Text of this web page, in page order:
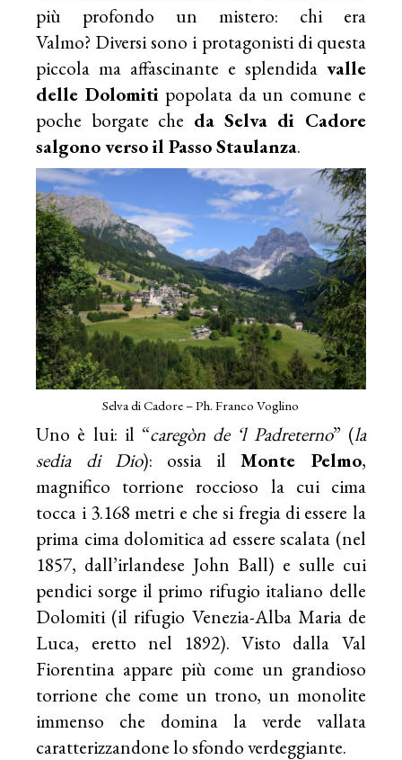
più profondo un mistero: chi era
Valmo? Diversi sono i protagonisti di questa
piccola ma affascinante e splendida valle
delle Dolomiti popolata da un comune e
poche borgate che da Selva di Cadore
salgono verso il Passo Staulanza.
Selva di Cadore – Ph. Franco Voglino
Uno è lui: il “caregòn de ‘l Padreterno” (la
sedia di Dio): ossia ilMonte Pelmo,
magnifico torrione roccioso la cui cima
tocca i 3.168 metri e che si fregia di essere la
prima cima dolomitica ad essere scalata (nel
1857, dall’irlandese John Ball) e sulle cui
pendici sorge il primo rifugio italiano delle
Dolomiti (il rifugio Venezia-Alba Maria de
Luca, eretto nel 1892). Visto dalla Val
Fiorentina appare più come un grandioso
torrione che come un trono, un monolite
immenso che domina la verde vallata
caratterizzandone lo sfondo verdeggiante.